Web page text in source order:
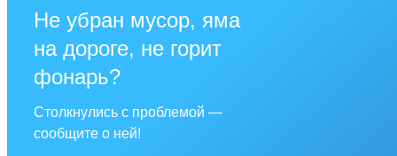
Не убран мусор, яма
на дороге, не горит
фонарь?
Столкнулись с проблемой —
сообщите о ней!